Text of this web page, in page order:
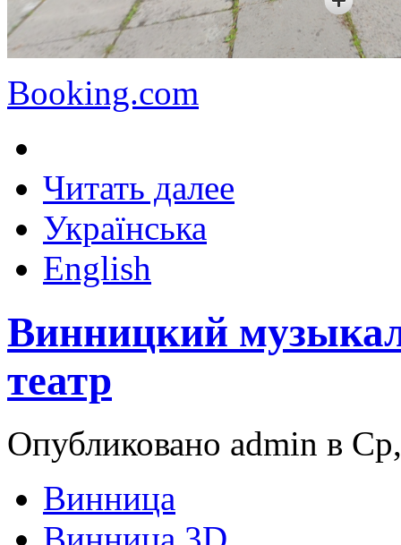
Booking.com
Читать далее
Українська
English
Винницкий
театр
Опубликовано admin в
Винница